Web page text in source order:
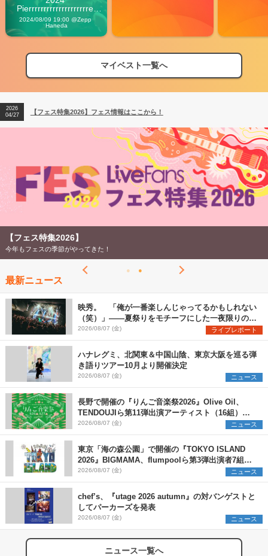
Pierrrrrrrrrrrrrrrrrrrre
Vibes
2024/08/09 19:00 @Zepp
Haneda
マイベスト一覧へ
【フェス特集2026】フェス情報はここから！
【ライブ動員ランキング】2026年上半期編発表！
2026
04/27
【フェス特集2026】フェス情報はここから！
2026
【ライブ動員ランキング】2026年上半期編発表！
【フェス特集2026】
今年もフェスの季節がやってきた！
最新ニュース
映秀。 「俺が一番楽しんじゃってるかもしれない
（笑）」――夏祭りをモチーフにした一夜限りのス
ペシャルライブ『色祭』レポート
2026/08/07 (金) ライブレポート
ハナレグミ、北関東＆中国山陰、東京大阪を巡る弾
き語りツアー10月より開催決定
2026/08/07 (金) ニュース
長野で開催の『りんご音楽祭2026』Olive Oil、
TENDOUJIら第11弾出演アーティスト（16組）を
発表
2026/08/07 (金) ニュース
東京「海の森公園」で開催の『TOKYO ISLAND
2026』BIGMAMA、flumpoolら第3弾出演者7組を
発表 ワークショップ・アート出展者を募集
2026/08/07 (金) ニュース
chef’s、『utage 2026 autumn』の対バンゲストと
してパーカーズを発表
2026/08/07 (金) ニュース
ニュース一覧へ